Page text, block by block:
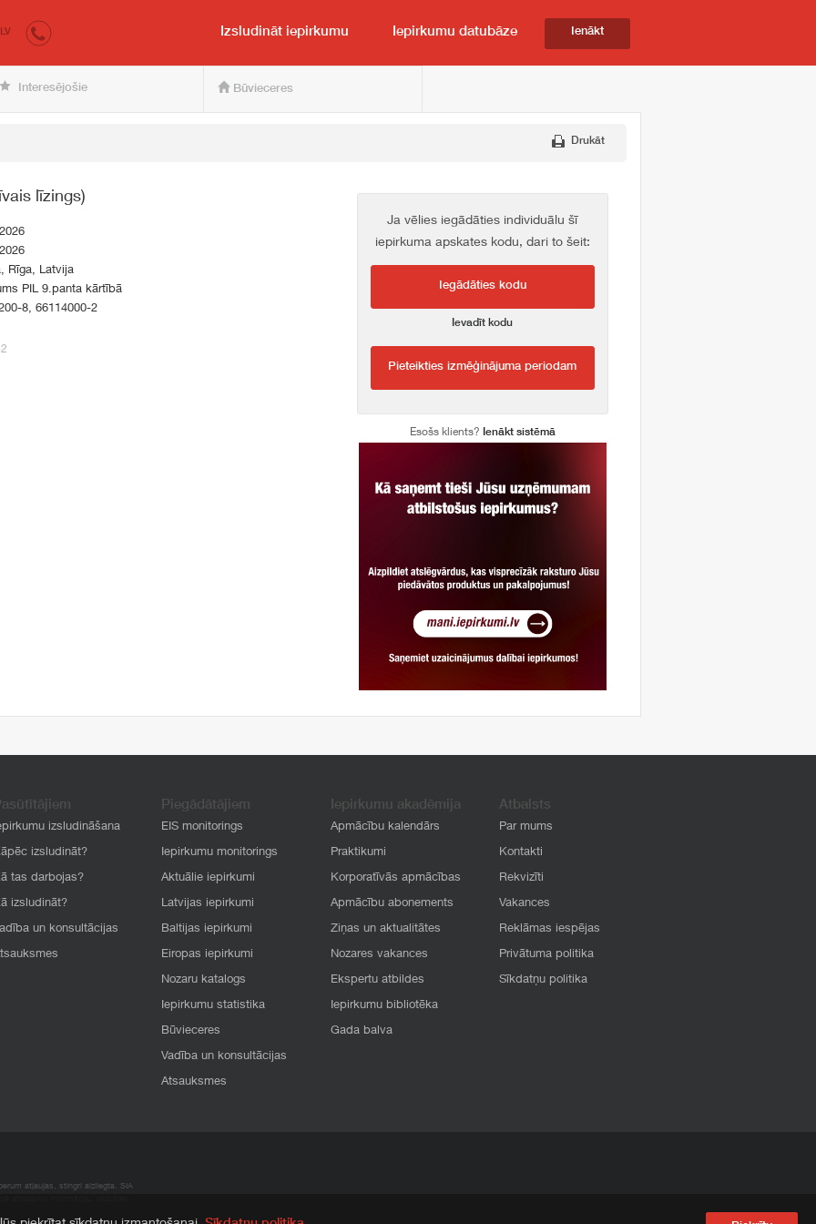
pircējam un pārdevējam
LV Izsludināt iepirkumu Iepirkumu datubāze Ienākt
Interesējošie Būvieceres
Drukāt
līzings)
Rīga, Latvija
PIL 9.panta kārtībā
8, 66114000-2
Ja vēlies iegādāties individuālu šī
iepirkuma apskates kodu, dari to šeit:
Iegādāties kodu
Ievadīt kodu
Pieteikties izmēģinājuma periodam
Esošs klients? Ienākt sistēmā
izsludināšana
izsludināt?
tas darbojas?
izsludināt?
un konsultācijas
Piegādātājiem
EIS monitorings
Iepirkumu monitorings
Aktuālie iepirkumi
Latvijas iepirkumi
Baltijas iepirkumi
Eiropas iepirkumi
Nozaru katalogs
Iepirkumu statistika
Būvieceres
Vadība un konsultācijas
Atsauksmes
Iepirkumu akadēmija
Apmācību kalendārs
Praktikumi
Korporatīvās apmācības
Apmācību abonements
Ziņas un aktualitātes
Nozares vakances
Ekspertu atbildes
Iepirkumu bibliotēka
Gada balva
Atbalsts
Par mums
Kontakti
Rekvizīti
Vakances
Reklāmas iespējas
Privātuma politika
Sīkdatņu politika
atļaujas, stingri aizliegta. SIA